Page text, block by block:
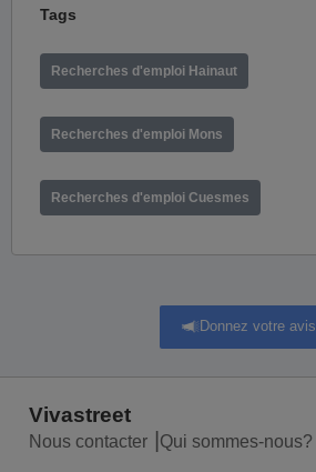
Tags
Recherches d'emploi Hainaut
Recherches d'emploi Mons
Recherches d'emploi Cuesmes
Donnez votre avis
Vivastreet
Nous contacter Qui sommes-nous?